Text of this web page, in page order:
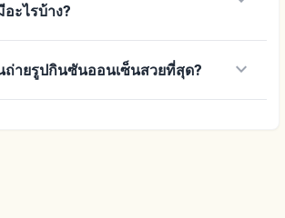
ะไรบ้าง?
ถ่ายรูปกินซันออนเซ็นสวยที่สุด? keyboard_arrow_down